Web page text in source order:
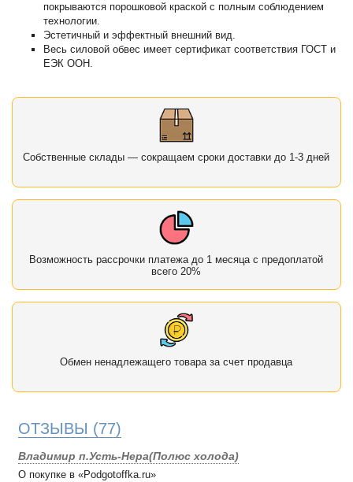
покрываются порошковой краской с полным соблюдением
технологии.
Эстетичный и эффектный внешний вид.
Весь силовой обвес имеет сертификат соответствия ГОСТ и
ЕЭК ООН.
Собственные склады — сокращаем сроки доставки до 1-3 дней
Возможность рассрочки платежа до 1 месяца с предоплатой
всего 20%
Обмен ненадлежащего товара за счет продавца
ОТЗЫВЫ (77)
Владимир п.Усть-Нера(Полюс холода)
О покупке в «Podgotoffka.ru»